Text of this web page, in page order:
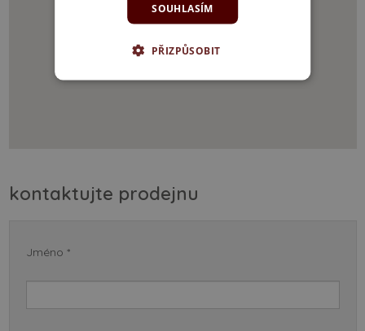
kontaktujte prodejnu
Jméno *
SOUHLASÍM
PŘIZPŮSOBIT